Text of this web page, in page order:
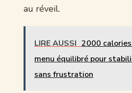
au réveil.
LIRE AUSSI 2000
menu équilibré pour
sans frustration